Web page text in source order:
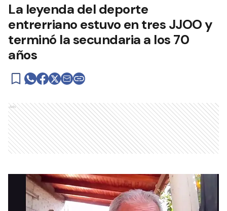
La leyenda del deporte
entrerriano estuvo en tres JJOO y
terminó la secundaria a los 70
años
Ads